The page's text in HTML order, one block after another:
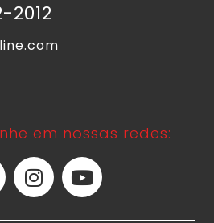
2012
em nossas redes: